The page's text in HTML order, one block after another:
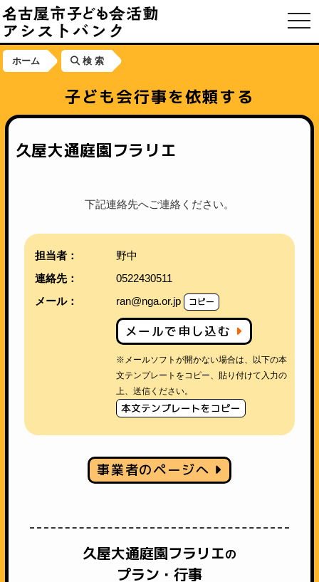
ホーム 検 索
子ども会行事を依頼する
久屋大通庭園フラリエ
下記連絡先へご連絡ください。
担当者：
野中
連絡先：
0522430511
メール：
ran@nga.or.jp コピー
メールで申し込む
※メールソフトが開かない場合は、以下の本
文テンプレートをコピー、貼り付けて入力の
上、送信ください。
本文テンプレートをコピー
事業者のページへ
久屋大通庭園フラリエの
プラン・行事